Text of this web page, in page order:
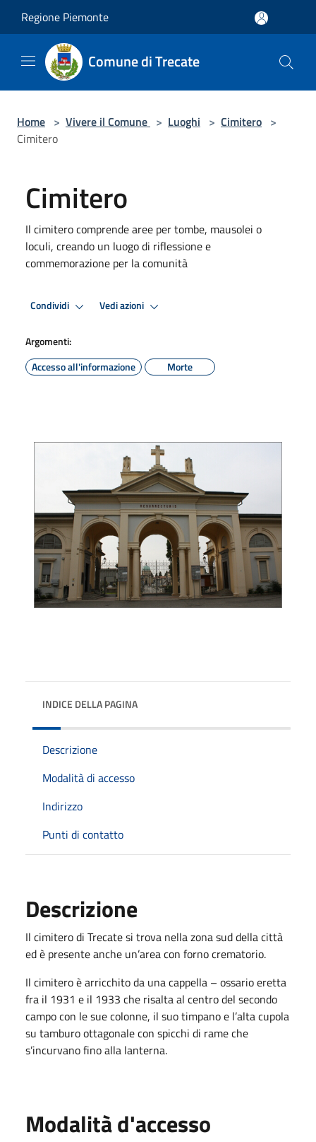
Regione Piemonte
Comune di Trecate
Home > Vivere il Comune > Luoghi > Cimitero >
Cimitero
Cimitero
Il cimitero comprende aree per tombe, mausolei o
loculi, creando un luogo di riflessione e
commemorazione per la comunità
Condividi Vedi azioni
Argomenti:
Accesso all'informazione
Morte
INDICE DELLA PAGINA
Descrizione
Modalità di accesso
Indirizzo
Punti di contatto
Descrizione
Il cimitero di Trecate si trova nella zona sud della città
ed è presente anche un’area con forno crematorio.
Il cimitero è arricchito da una cappella – ossario eretta
fra il 1931 e il 1933 che risalta al centro del secondo
campo con le sue colonne, il suo timpano e l’alta cupola
su tamburo ottagonale con spicchi di rame che
s’incurvano fino alla lanterna.
Modalità d'accesso